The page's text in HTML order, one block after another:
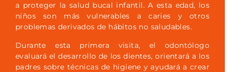
a proteger la salud bucal infantil. A esta edad, los
niños son más vulnerables a caries y otros
problemas derivados de hábitos no saludables.
Durante esta primera visita, el odontólogo
evaluará el desarrollo de los dientes, orientará a los
padres sobre técnicas de higiene y ayudará a crear